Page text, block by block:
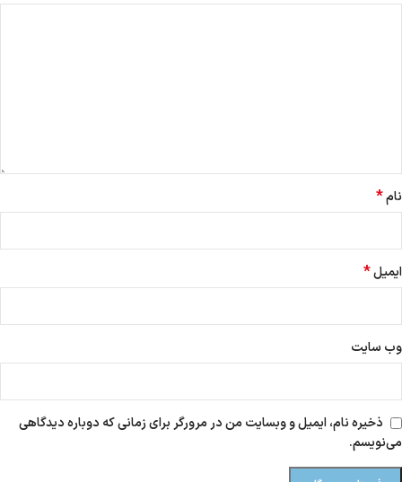
نام*
ایمیل*
وب‌ سایت
ذخیره نام، ایمیل و وبسایت من در مرورگر برای زمانی که دوباره دیدگاهی
می‌نویسم.